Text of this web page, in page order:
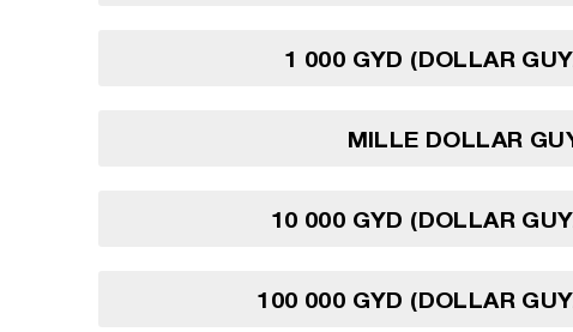
1 000 GYD (DOLLAR
MILLE DOLLAR
10 000 GYD (DOLLAR
100 000 GYD (DOLLAR